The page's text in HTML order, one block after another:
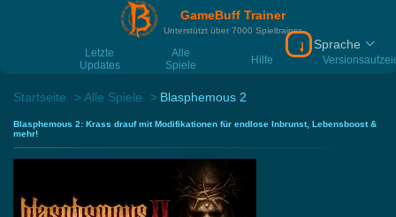
GameBuff Trainer
Unterstützt über 7000 Spieltrainer
Letzte
Updates
Alle
Spiele
Hilfe
Download
Sprache
Startseite Alle Spiele Blasphemous 2
Blasphemous 2: Krass drauf mit Modifikationen für endlose Inbrunst, Lebensboost &
mehr!